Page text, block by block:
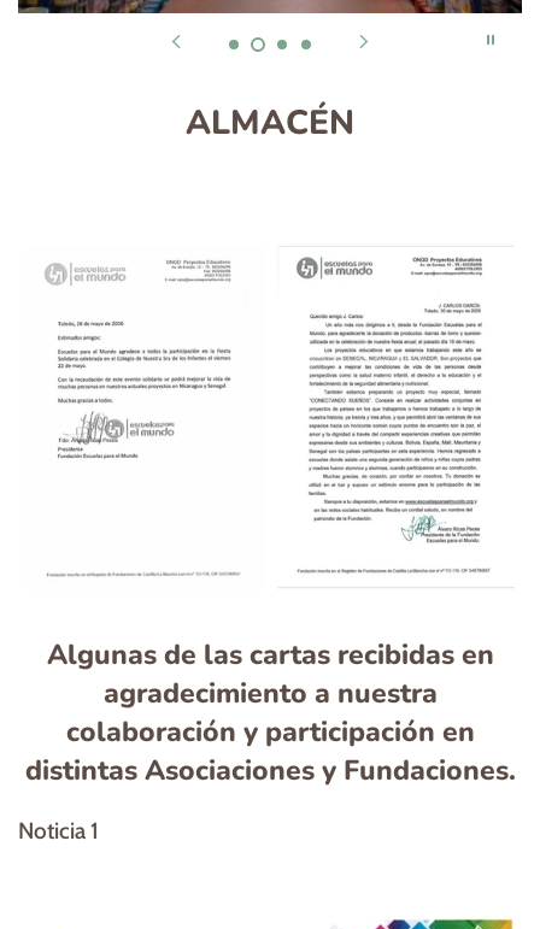
Algunas de las cartas recibidas en
agradecimiento a nuestra
colaboración y participación en
distintas Asociaciones y Fundaciones.
Noticia 1